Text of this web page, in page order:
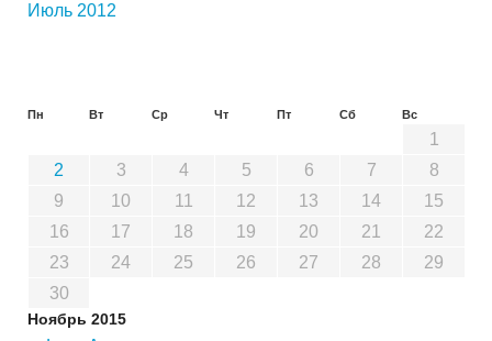
Июль 2012
Ноябрь 2015
Пн Вт Ср Чт Пт Сб Вс
1
2
3 4 5 6 7
8
9
10 11 12 13 14
15
16
17 18 19 20 21
22
23
24 25 26 27 28
29
30